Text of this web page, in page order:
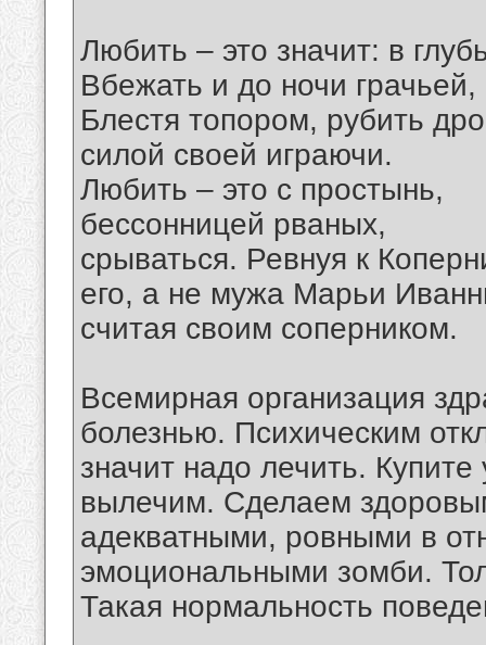
Любить – это значит: в
Вбежать и до ночи грачьей,
Блестя топором, рубить
силой своей играючи.
Любить – это с простынь,
бессонницей рваных,
срываться. Ревнуя к
его, а не мужа Марьи
считая своим соперником.
Всемирная организация
болезнью. Психическим
значит надо лечить.
вылечим. Сделаем
адекватными, ровными в
эмоциональными зомби.
Такая нормальность